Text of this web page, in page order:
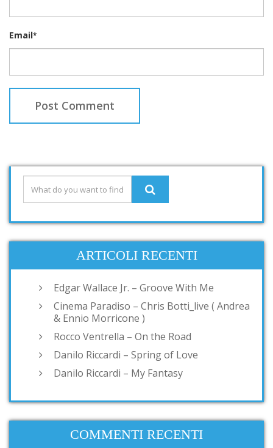
Email*
ARTICOLI RECENTI
Edgar Wallace Jr. – Groove With Me
Cinema Paradiso – Chris Botti_live ( Andrea
& Ennio Morricone )
Rocco Ventrella – On the Road
Danilo Riccardi – Spring of Love
Danilo Riccardi – My Fantasy
COMMENTI RECENTI